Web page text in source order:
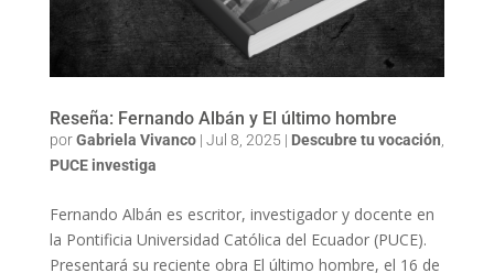
Reseña: Fernando Albán y El último hombre
porGabriela Vivanco| Jul 8, 2025 | Descubre tu vocación
PUCE investiga
Fernando Albán es escritor, investigador y docente en
la Pontificia Universidad Católica del Ecuador (PUCE).
Presentará su reciente obra El último hombre, el 16 de